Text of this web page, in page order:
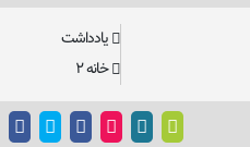
یادداشت
خانه ۲